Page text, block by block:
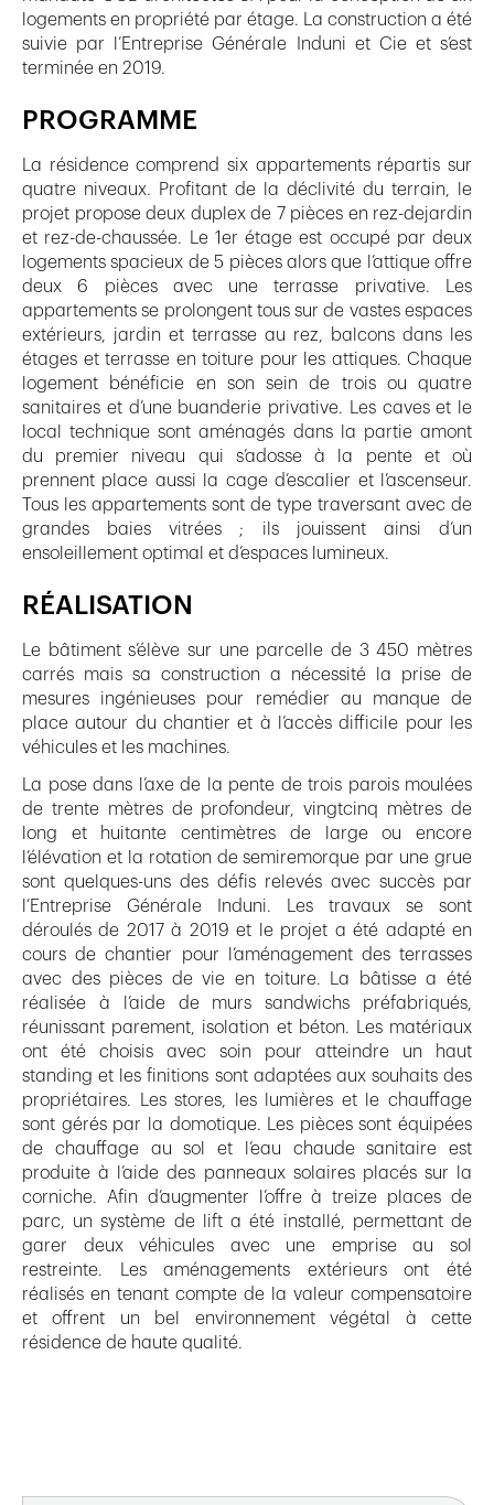
logements en propriété par étage. La construction a été
suivie par l’Entreprise Générale Induni et Cie et s’est
terminée en 2019.
PROGRAMME
La résidence comprend six appartements répartis sur
quatre niveaux. Profitant de la déclivité du terrain, le
projet propose deux duplex de 7 pièces en rez-dejardin
et rez-de-chaussée. Le 1er étage est occupé par deux
logements spacieux de 5 pièces alors que l’attique offre
deux 6 pièces avec une terrasse privative. Les
appartements se prolongent tous sur de vastes espaces
extérieurs, jardin et terrasse au rez, balcons dans les
étages et terrasse en toiture pour les attiques. Chaque
logement bénéficie en son sein de trois ou quatre
sanitaires et d’une buanderie privative. Les caves et le
local technique sont aménagés dans la partie amont
du premier niveau qui s’adosse à la pente et où
prennent place aussi la cage d’escalier et l’ascenseur.
Tous les appartements sont de type traversant avec de
grandes baies vitrées ; ils jouissent ainsi d’un
ensoleillement optimal et d’espaces lumineux.
RÉALISATION
Le bâtiment s’élève sur une parcelle de 3 450 mètres
carrés mais sa construction a nécessité la prise de
mesures ingénieuses pour remédier au manque de
place autour du chantier et à l’accès difficile pour les
véhicules et les machines.
La pose dans l’axe de la pente de trois parois moulées
de trente mètres de profondeur, vingtcinq mètres de
long et huitante centimètres de large ou encore
l’élévation et la rotation de semiremorque par une grue
sont quelques-uns des défis relevés avec succès par
l’Entreprise Générale Induni. Les travaux se sont
déroulés de 2017 à 2019 et le projet a été adapté en
cours de chantier pour l’aménagement des terrasses
avec des pièces de vie en toiture. La bâtisse a été
réalisée à l’aide de murs sandwichs préfabriqués,
réunissant parement, isolation et béton. Les matériaux
ont été choisis avec soin pour atteindre un haut
standing et les finitions sont adaptées aux souhaits des
propriétaires. Les stores, les lumières et le chauffage
sont gérés par la domotique. Les pièces sont équipées
de chauffage au sol et l’eau chaude sanitaire est
produite à l’aide des panneaux solaires placés sur la
corniche. Afin d’augmenter l’offre à treize places de
parc, un système de lift a été installé, permettant de
garer deux véhicules avec une emprise au sol
restreinte. Les aménagements extérieurs ont été
réalisés en tenant compte de la valeur compensatoire
et offrent un bel environnement végétal à cette
résidence de haute qualité.